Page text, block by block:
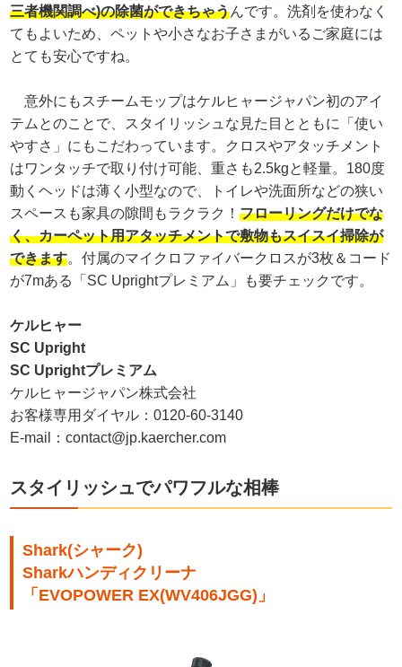
三者機関調べ)の除菌ができちゃうんです。洗剤を使わなく
てもよいため、ペットや小さなお子さまがいるご家庭には
とても安心ですね。
意外にもスチームモップはケルヒャージャパン初のアイ
テムとのことで、スタイリッシュな見た目とともに「使い
やすさ」にもこだわっています。クロスやアタッチメント
はワンタッチで取り付け可能、重さも2.5kgと軽量。180度
動くヘッドは薄く小型なので、トイレや洗面所などの狭い
スペースも家具の隙間もラクラク！フローリングだけでな
く、カーペット用アタッチメントで敷物もスイスイ掃除が
できます。付属のマイクロファイバークロスが3枚＆コード
が7mある「SC Uprightプレミアム」も要チェックです。
ケルヒャー
SC Upright
SC Uprightプレミアム
ケルヒャージャパン株式会社
お客様専用ダイヤル：0120-60-3140
E-mail：contact@jp.kaercher.com
スタイリッシュでパワフルな相棒
Shark(シャーク)
Sharkハンディクリーナ
「EVOPOWER EX(WV406JGG)」